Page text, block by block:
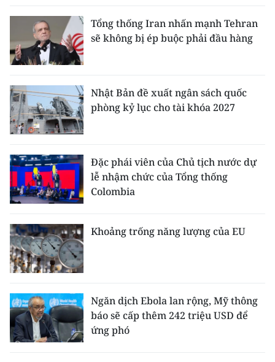
Tổng thống Iran nhấn mạnh Tehran
sẽ không bị ép buộc phải đầu hàng
Nhật Bản đề xuất ngân sách quốc
phòng kỷ lục cho tài khóa 2027
Đặc phái viên của Chủ tịch nước dự
lễ nhậm chức của Tổng thống
Colombia
Khoảng trống năng lượng của EU
Ngăn dịch Ebola lan rộng, Mỹ thông
báo sẽ cấp thêm 242 triệu USD để
ứng phó